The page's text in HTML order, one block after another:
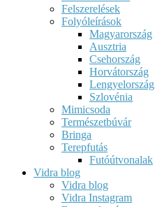
Felszerelések
Folyóleírások
Magyarország
Ausztria
Csehország
Horvátország
Lengyelország
Szlovénia
Mimicsoda
Természetbúvár
Bringa
Terepfutás
Futóútvonalak
Vidra blog
Vidra blog
Vidra Instagram